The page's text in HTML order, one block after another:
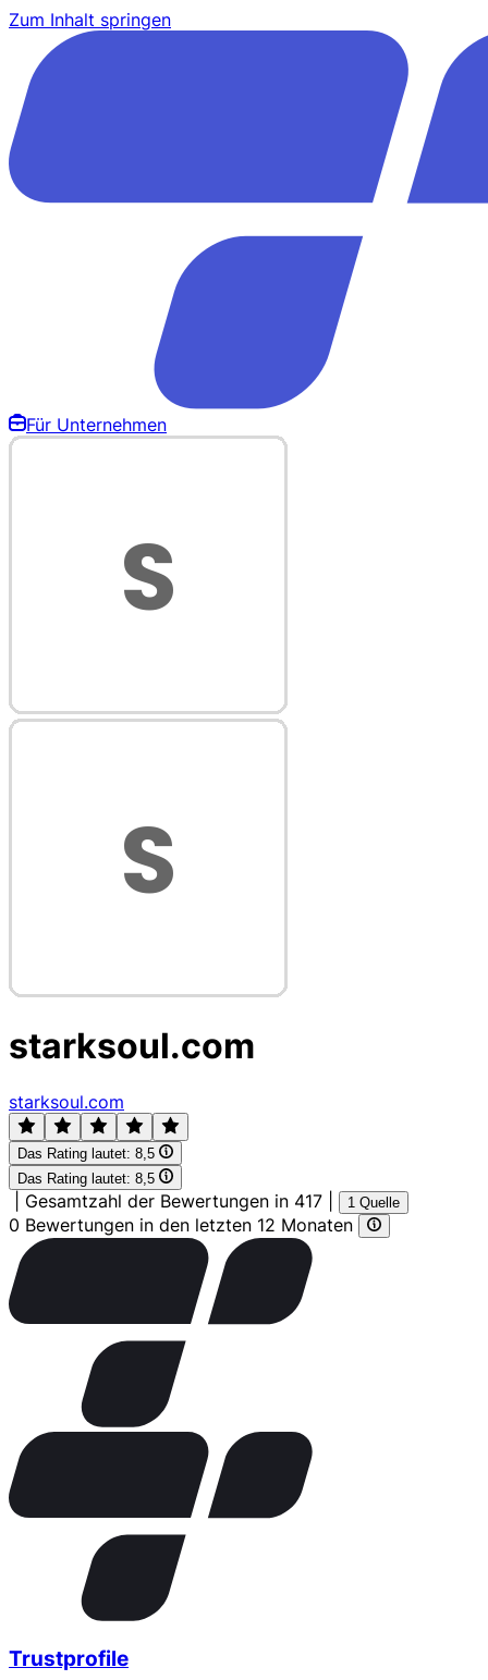
Zum Inhalt springen
Für Unternehmen
starksoul.com
starksoul.com
Das Rating lautet: 8,5
Das Rating lautet: 8,5
Gesamtzahl der Bewertungen in 417 1 Quelle
0 Bewertungen in den letzten 12 Monaten
Trustprofile